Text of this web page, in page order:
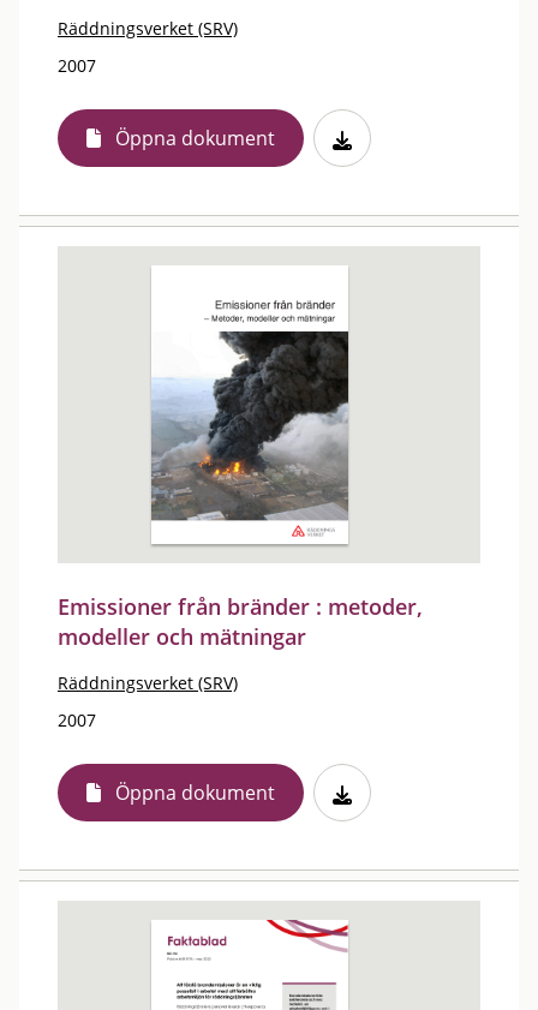
Räddningsverket (SRV)
2007
Öppna dokument
Emissioner från bränder : metoder,
modeller och mätningar
Räddningsverket (SRV)
2007
Öppna dokument